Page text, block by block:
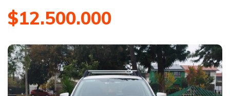
$12.500.000